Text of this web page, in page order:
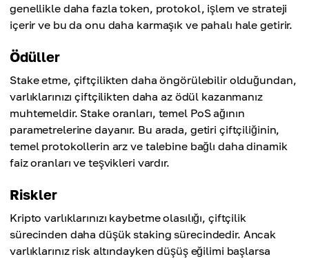
genellikle daha fazla token, protokol, işlem ve strateji
içerir ve bu da onu daha karmaşık ve pahalı hale getirir.
Ödüller
Stake etme, çiftçilikten daha öngörülebilir olduğundan,
varlıklarınızı çiftçilikten daha az ödül kazanmanız
muhtemeldir. Stake oranları, temel PoS ağının
parametrelerine dayanır. Bu arada, getiri çiftçiliğinin,
temel protokollerin arz ve talebine bağlı daha dinamik
faiz oranları ve teşvikleri vardır.
Riskler
Kripto varlıklarınızı kaybetme olasılığı, çiftçilik
sürecinden daha düşük staking sürecindedir. Ancak
varlıklarınız risk altındayken düşüş eğilimi başlarsa